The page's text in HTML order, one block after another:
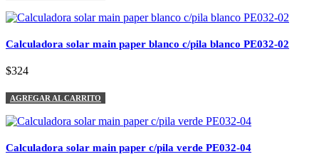
Calculadora solar main paper blanco c/pila blanco PE032-02
$324
AGREGAR AL CARRITO
Calculadora solar main paper c/pila verde PE032-04